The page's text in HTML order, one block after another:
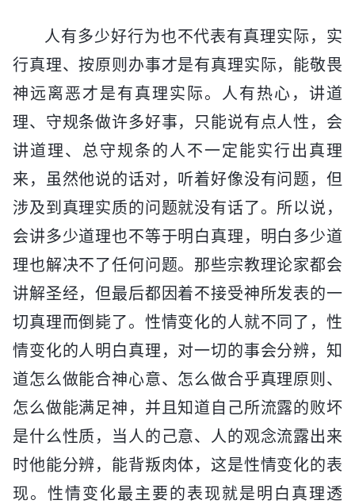
人有多少好行为也不代表有真理实际，实
行真理、按原则办事才是有真理实际，能敬畏
神远离恶才是有真理实际。人有热心，讲道
理、守规条做许多好事，只能说有点人性，会
讲道理、总守规条的人不一定能实行出真理
来，虽然他说的话对，听着好像没有问题，但
涉及到真理实质的问题就没有话了。所以说，
会讲多少道理也不等于明白真理，明白多少道
理也解决不了任何问题。那些宗教理论家都会
讲解圣经，但最后都因着不接受神所发表的一
切真理而倒毙了。性情变化的人就不同了，性
情变化的人明白真理，对一切的事会分辨，知
道怎么做能合神心意、怎么做合乎真理原则、
怎么做能满足神，并且知道自己所流露的败坏
是什么性质，当人的己意、人的观念流露出来
时他能分辨，能背叛肉体，这是性情变化的表
现。性情变化最主要的表现就是明白真理透